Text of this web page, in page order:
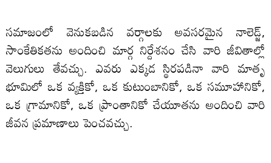
సమాజంలో వెనుకబడిన వర్గాలకు అవసరమైన నాలెడ్జ్,
సాంకేతికతను అందించి మార్గ నిర్దేశనం చేసి వారి జీవితాల్లో
వెలుగులు తేవచ్చు. ఎవరు ఎక్కడ స్థిరపడినా వారి మాతృ
భూమిలో ఒక వ్యక్తికో, ఒక కుటుంబానికో, ఒక సమూహానికో,
ఒక గ్రామానికో, ఒక ప్రాంతానికో చేయూతను అందించి వారి
జీవన ప్రమాణాలు పెంచవచ్చు.